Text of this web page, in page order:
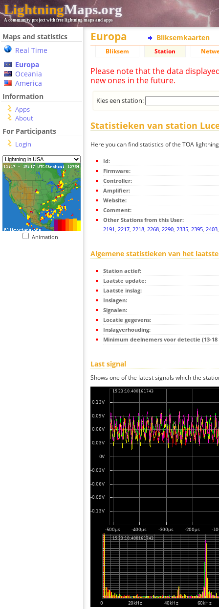
LightningMaps.org
A community project with free lightning maps and apps
Maps and statistics
Real Time
Europa
Oceania
America
Information
Apps
About
For Participants
Login
Animation
Europa Bliksemkaarten
Bliksem Station
Please note that the data
new ones in the future.
Kies een station:
Statistieken van station
Here you can find statistics of the TOA
Id:
Firmware:
Controller:
Amplifier:
Website:
Comment:
Other Stations from this User:
2191, 2217, 2218, 2268, 2290, 2335, 2395, 2403
Algemene statistieken van het
Station actief:
Laatste update:
Laatste inslag:
Inslagen:
Signalen:
Locatie gegevens:
Inslagverhouding:
Minimum deelnemers voor detectie (13-
Last signal
Shows one of the latest signals which the